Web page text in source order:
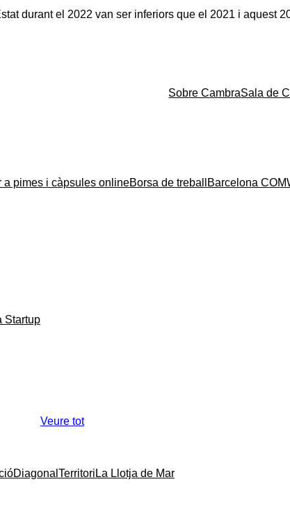
durant el 2022 van ser inferiors que el 2021 i aquest
Sobre CambraSala de
a pimes i càpsules onlineBorsa de treball Barcelona COM
Startup
Veure tot
Diagonal TerritoriLa Llotja de Mar